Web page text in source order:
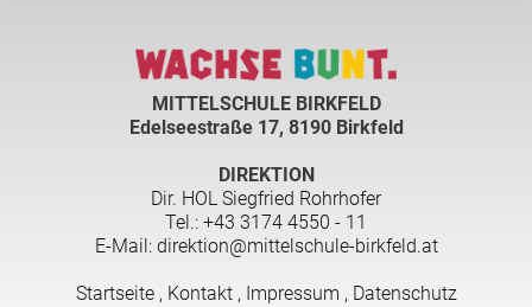
MITTELSCHULE BIRKFELD
Edelseestraße 17, 8190 Birkfeld
DIREKTION
Dir. HOL Siegfried Rohrhofer
Tel.: +43 3174 4550 - 11
E-Mail: direktion@mittelschule-birkfeld.at
Startseite, Kontakt, Impressum , Datenschutz